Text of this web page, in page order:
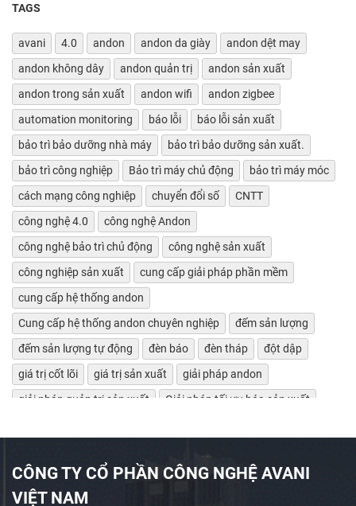
TAGS
avani 4.0 andon andon da giày
andon dệt may
andon không dây
andon quản trị
andon sản xuất
andon trong sản xuất
andon wifi
andon zigbee
automation monitoring
báo lỗi
báo lỗi sản xuất
bảo trì bảo dưỡng nhà máy
bảo trì bảo dưỡng sản xuất.
bảo trì công nghiệp
Bảo trì máy chủ động
bảo trì máy móc
cách mạng công nghiệp
chuyển đổi số
CNTT
công nghệ 4.0
công nghệ Andon
công nghệ bảo trì chủ động
công nghệ sản xuất
công nghiệp sản xuất
cung cấp giải pháp phần mềm
cung cấp hệ thống andon
Cung cấp hệ thống andon chuyên nghiệp
đếm sản lượng
đếm sản lượng tự động
đèn báo đèn tháp
đột dập
giá trị cốt lõi
giá trị sản xuất
giải pháp andon
giải pháp quản trị sản xuất
Giải pháp tối ưu hóa sản xuất
giám sát máy CNC
giám sát máy công cụ
giám sát máy tự động
CÔNG TY CỔ PHẦN CÔNG NGHỆ AVANI
VIỆT NAM